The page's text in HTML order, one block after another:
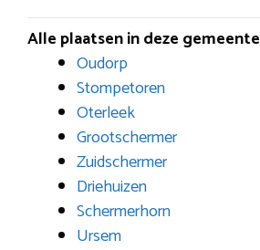
Alle plaatsen in deze gemeente
Oudorp
Stompetoren
Oterleek
Grootschermer
Zuidschermer
Driehuizen
Schermerhorn
Ursem